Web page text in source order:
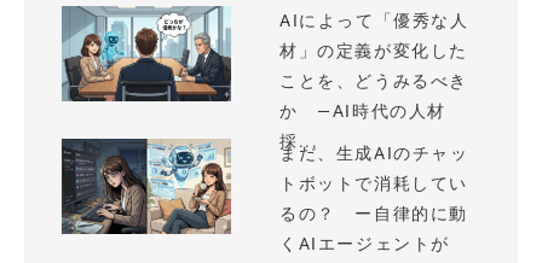
AIによって「優秀な人
材」の定義が変化した
ことを、どうみるべき
か —AI時代の人材
採...
まだ、生成AIのチャッ
トボットで消耗してい
るの？ ー自律的に動
くAIエージェントが